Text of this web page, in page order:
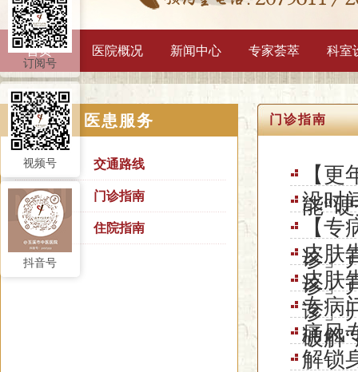
首页 医院概况 新闻中心 专家荟萃 科室
医患服务
交通路线
门诊指南
住院指南
门诊指南
【
能“
没时
【
诊」
皮肤
诊」
皮肤
诊」
专病
破解
痛风
解锁
订阅号
视频号
抖音号